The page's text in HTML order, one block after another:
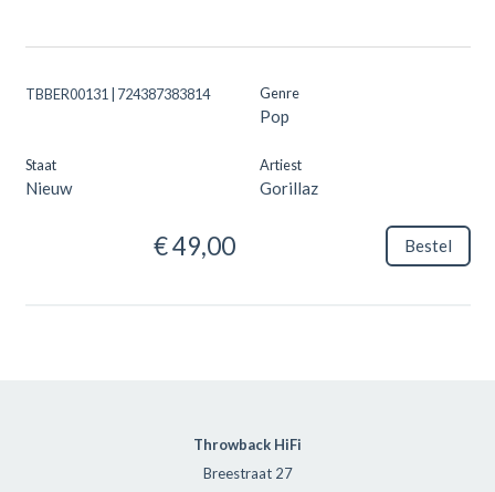
TBBER00131 | 724387383814 Genre
Pop
Staat
Nieuw
Artiest
Gorillaz
€ 49,00 Bestel
Throwback HiFi
Breestraat 27